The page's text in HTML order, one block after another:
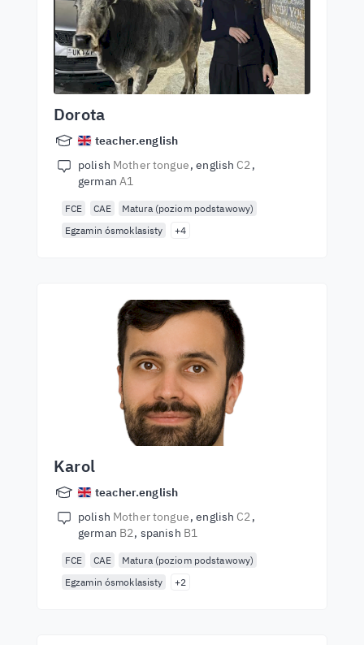
Dorota
teacher.english
polish Mother tongue english C2
german A1
FCE CAE
Matura (poziom podstawowy)
Egzamin ósmoklasisty
+4
Karol
teacher.english
polish Mother tongue english C2
german B2 spanish B1
FCE CAE
Matura (poziom podstawowy)
Egzamin ósmoklasisty
+2